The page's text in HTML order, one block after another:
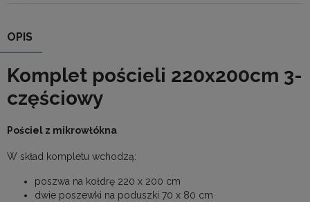
OPIS
Komplet pościeli 220x200cm 3-
częściowy
Pościel z mikrowłókna
W skład kompletu wchodzą:
poszwa na kołdrę 220 x 200 cm
dwie poszewki na poduszki 70 x 80 cm